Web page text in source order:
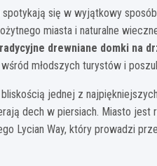
się w wyjątkowy
miasta i naturalne
drewniane domki na
młodszych turystów i
jednej z
dech w piersiach. Miasto
Lycian Way, który prowadzi